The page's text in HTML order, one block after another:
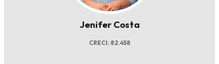
Jenifer Costa
CRECI: 82.458